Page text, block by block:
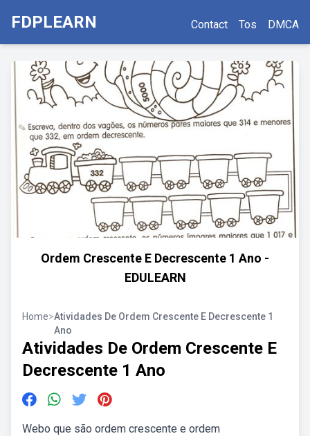
FDPLEARN Contact Tos DMCA
Ordem Crescente E Decrescente 1 Ano -
EDULEARN
Home>Atividades De Ordem Crescente E Decrescente 1
Ano
Atividades De Ordem Crescente E
Decrescente 1 Ano
Webo que são ordem crescente e ordem